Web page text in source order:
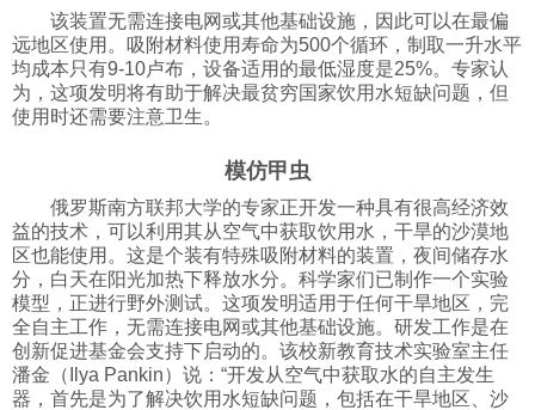
经济
社会
文化
历史
该装置无需连接电网或其他基础设施，因此可以在最偏
远地区使用。吸附材料使用寿命为500个循环，制取一升水平
均成本只有9-10卢布，设备适用的最低湿度是25%。专家认
为，这项发明将有助于解决最贫穷国家饮用水短缺问题，但
使用时还需要注意卫生。
模仿甲虫
俄罗斯南方联邦大学的专家正开发一种具有很高经济效
益的技术，可以利用其从空气中获取饮用水，干旱的沙漠地
区也能使用。这是个装有特殊吸附材料的装置，夜间储存水
分，白天在阳光加热下释放水分。科学家们已制作一个实验
模型，正进行野外测试。这项发明适用于任何干旱地区，完
全自主工作，无需连接电网或其他基础设施。研发工作是在
创新促进基金会支持下启动的。该校新教育技术实验室主任
潘金（Ilya Pankin）说：“开发从空气中获取水的自主发生
器，首先是为了解决饮用水短缺问题，包括在干旱地区、沙